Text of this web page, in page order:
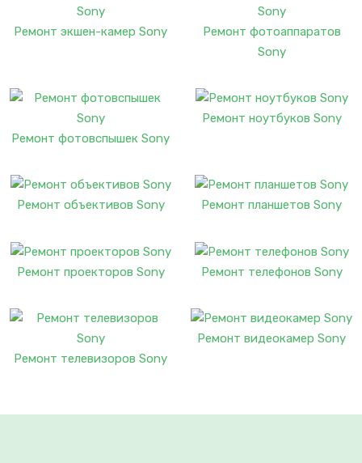
Ремонт экшен-камер Sony
Ремонт фотоаппаратов
Sony
Ремонт фотовспышек Sony
Ремонт ноутбуков Sony
Ремонт объективов Sony Ремонт планшетов Sony
Ремонт проекторов Sony Ремонт телефонов Sony
Ремонт телевизоров Sony
Ремонт видеокамер Sony